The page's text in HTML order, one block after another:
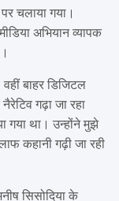
चलाया गया।
अभियान व्यापक
बाहर डिजिटल
गढ़ा जा रहा
गया था। उन्होंने मुझे
कहानी गढ़ी जा रही
सिसोदिया के